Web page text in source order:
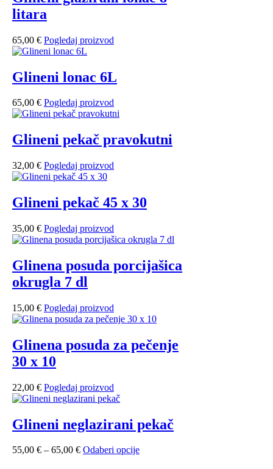
varijanti.
mogu
odabrati
stranici
proizvoda
litara
65,00 € Pogledaj proizvod
Glineni lonac 6L
65,00 € Pogledaj proizvod
Glineni pekač pravokutni
32,00 € Pogledaj proizvod
Glineni pekač 45 x 30
35,00 € Pogledaj proizvod
Glinena posuda porcijašica
okrugla 7 dl
15,00 € Pogledaj proizvod
Glinena posuda za pečenje
30 x 10
22,00 € Pogledaj proizvod
Glineni neglazirani pekač
55,00 € – 65,00 €Raspon
Odaberi opcijeOvaj